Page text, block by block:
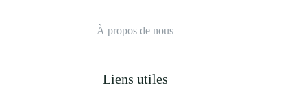
À propos de nous
Liens utiles